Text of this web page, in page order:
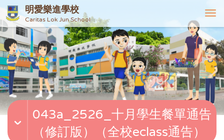
明愛樂進學校
Caritas Lok Jun School
T
o
g
g
l
e
n
v
i
043a_2526_十月學生餐單通告
（修訂版）（全校eclass通告）